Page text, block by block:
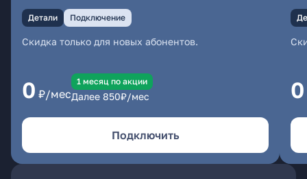
Детали Подключение
Скидка только для новых абонентов.
0 ₽/мес
1 месяц по акции
Далее 850₽/мес
Подключить
0